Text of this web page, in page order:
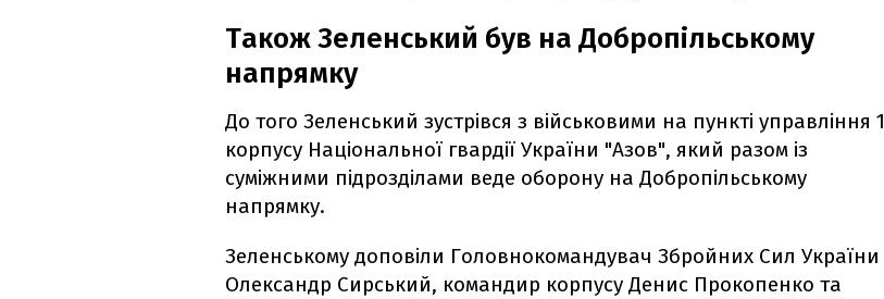
Також Зеленський був на Добропільському
напрямку
До того Зеленський зустрівся з військовими на пункті управління 1
корпусу Національної гвардії України "Азов", який разом із
суміжними підрозділами веде оборону на Добропільському
напрямку.
Зеленському доповіли Головнокомандувач Збройних Сил України
Олександр Сирський, командир корпусу Денис Прокопенко та